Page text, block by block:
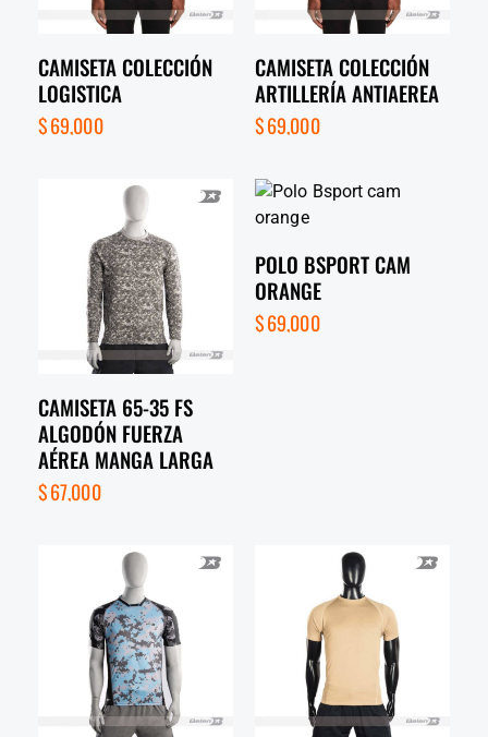
CAMISETA COLECCIÓN
LOGISTICA
$69,000
CAMISETA COLECCIÓN
ARTILLERÍA ANTIAEREA
$69,000
CAMISETA 65-35 FS
ALGODÓN FUERZA
AÉREA MANGA LARGA
$67,000
POLO BSPORT CAM
ORANGE
$69,000